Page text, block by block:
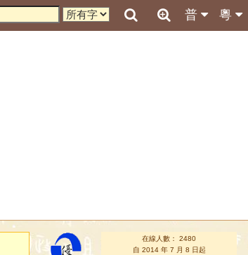
粵
普
在線人數： 2480
自 2014 年 7 月 8 日起